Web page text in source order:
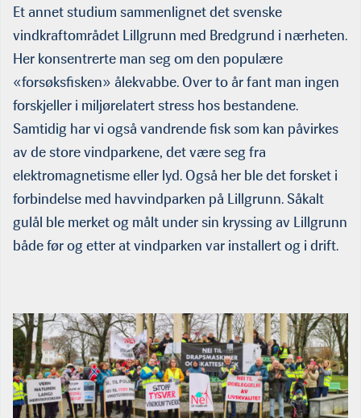
Et annet studium sammenlignet det svenske
vindkraftområdet Lill­grunn med Bredgrund i nærheten.
Her konsentrerte man seg om den populære
«forsøksfisken» ålekvabbe. Over to år fant man ingen
forskjeller i miljørelatert stress hos bestandene.
Samtidig har vi også vandrende fisk som kan påvirkes
av de store vindparkene, det være seg fra
elektromagnetisme eller lyd. Også her ble det forsket i
forbindelse med havvindparken på Lillgrunn. Såkalt
gulål ble merket og målt under sin kryssing av Lillgrunn
både før og etter at vindparken var installert og i drift.